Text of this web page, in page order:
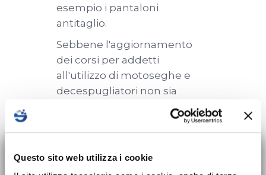
Questo sito web utilizza i cookie
esempio i pantaloni
antitaglio.
Sebbene l'aggiornamento
dei corsi per addetti
all'utilizzo di motoseghe e
decespugliatori non sia
obbligatorio per legge,
riteniamo imprescindibile
i concetti legati alla
Nuovo corso sulla